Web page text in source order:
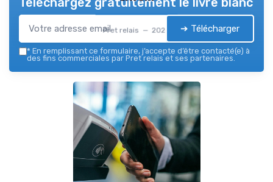
Pret relais — 2026 ➔ Télécharger
* En remplissant ce formulaire, j’accepte d’être contacté(e) à
des fins commerciales par Pret relais et ses partenaires.